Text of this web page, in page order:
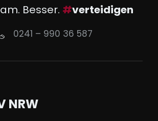
Besser. #verteidigen
0241 – 990 36 587
NRW